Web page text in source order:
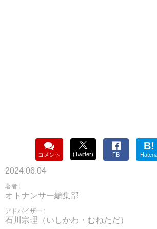
コメント (Twitter) FB
B!
2024.06.04
著者 :
オトナンサー編集部
アドバイザー :
石川宗理（いしかわ・むねただ）